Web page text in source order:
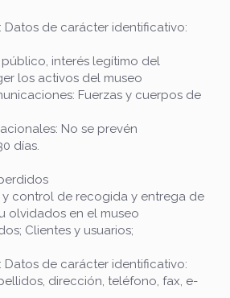
Datos de carácter identificativo:
interés legítimo del
los activos del museo
Fuerzas y cuerpos de
No se prevén
días.
y control de recogida y entrega de
olvidados en el museo
Clientes y usuarios;
Datos de carácter identificativo:
dirección, teléfono, fax, e-